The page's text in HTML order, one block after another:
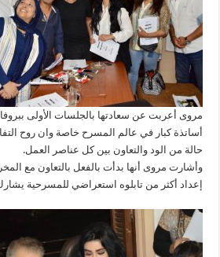
مروى أعربت عن سعادتها بالجلسات الأولى
أساتذة كبار في عالم المسرح خاصة وان روح
حالة من الود والتعاون بين كل عناصر العمل.
وأشارت مروى أنها بدأت بالفعل بالتعاون مع
إعداد أكثر من تابلوه استعراضي للمسرحية